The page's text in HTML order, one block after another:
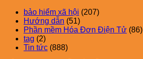
bảo hiểm xã hội (207)
Hướng dẫn (51)
Phần mềm Hóa Đơn Điện Tử (86)
tag (2)
Tin tức (888)